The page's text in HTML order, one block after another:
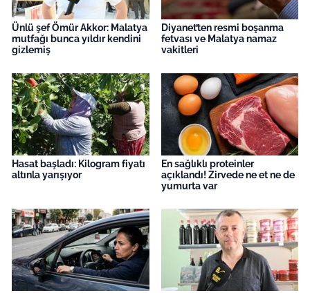
Ünlü şef Ömür Akkor: Malatya
mutfağı bunca yıldır kendini
gizlemiş
Diyanet’ten resmi boşanma
fetvası ve Malatya namaz
vakitleri
Hasat başladı: Kilogram fiyatı
altınla yarışıyor
En sağlıklı proteinler
açıklandı! Zirvede ne et ne de
yumurta var